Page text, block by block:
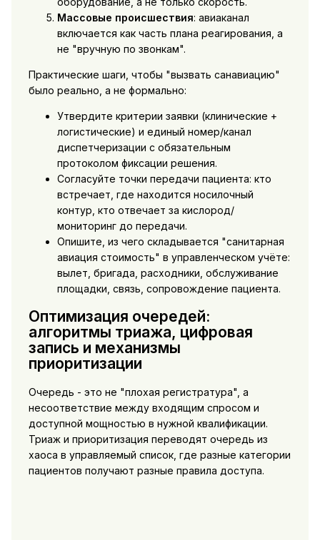
Массовые происшествия: авиаканал
включается как часть плана реагирования, а
не "вручную по звонкам".
Практические шаги, чтобы "вызвать санавиацию"
было реально, а не формально:
Утвердите критерии заявки (клинические +
логистические) и единый номер/канал
диспетчеризации с обязательным
протоколом фиксации решения.
Согласуйте точки передачи пациента: кто
встречает, где находится носилочный
контур, кто отвечает за кислород/
мониторинг до передачи.
Опишите, из чего складывается "санитарная
авиация стоимость" в управленческом учёте:
вылет, бригада, расходники, обслуживание
площадки, связь, сопровождение пациента.
Оптимизация очередей:
алгоритмы триажа, цифровая
запись и механизмы
приоритизации
Очередь - это не "плохая регистратура", а
несоответствие между входящим спросом и
доступной мощностью в нужной квалификации.
Триаж и приоритизация переводят очередь из
хаоса в управляемый список, где разные категории
пациентов получают разные правила доступа.